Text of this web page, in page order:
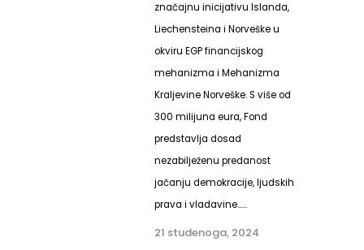
značajnu inicijativu Islanda,
Liechensteina i Norveške u
okviru EGP financijskog
mehanizma i Mehanizma
Kraljevine Norveške. S više od
300 milijuna eura, Fond
predstavlja dosad
nezabilježenu predanost
jačanju demokracije, ljudskih
prava i vladavine......
21 studenoga, 2024